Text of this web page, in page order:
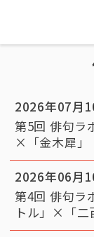
2026年07月
第5回 俳句ラ
×「金木犀」
2026年06月
第4回 俳句ラ
トル」×「二